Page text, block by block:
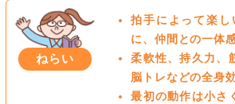
ねらい
拍手によって楽
に、仲間との一体
柔軟性、持久力、
脳トレなどの全身
最初の動作は小さ